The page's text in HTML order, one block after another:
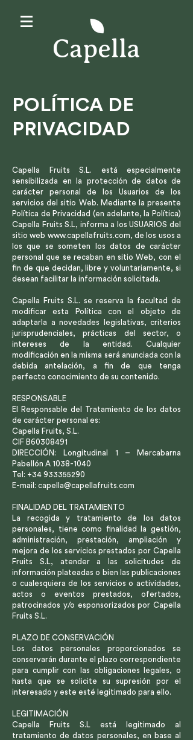
POLÍTICA DE
PRIVACIDAD
Capella Fruits S.L. está especialmente
sensibilizada en la protección de datos de
carácter personal de los Usuarios de los
servicios del sitio Web. Mediante la presente
Política de Privacidad (en adelante, la Política)
Capella Fruits S.L, informa a los USUARIOS del
sitio web www.capellafruits.com, de los usos a
los que se someten los datos de carácter
personal que se recaban en sitio Web, con el
fin de que decidan, libre y voluntariamente, si
desean facilitar la información solicitada.
Capella Fruits S.L. se reserva la facultad de
modificar esta Política con el objeto de
adaptarla a novedades legislativas, criterios
jurisprudenciales, prácticas del sector, o
intereses de la entidad. Cualquier
modificación en la misma será anunciada con la
debida antelación, a fin de que tenga
perfecto conocimiento de su contenido.
RESPONSABLE
El Responsable del Tratamiento de los datos
de carácter personal es:
Capella Fruits, S.L.
CIF B60308491
DIRECCIÓN: Longitudinal 1 – Mercabarna
Pabellón A 1038-1040
Tel: +34 933355290
E-mail: capella@capellafruits.com
FINALIDAD DEL TRATAMIENTO
La recogida y tratamiento de los datos
personales, tiene como finalidad la gestión,
administración, prestación, ampliación y
mejora de los servicios prestados por Capella
Fruits S.L, atender a las solicitudes de
información plateadas o bien las publicaciones
o cualesquiera de los servicios o actividades,
actos o eventos prestados, ofertados,
patrocinados y/o esponsorizados por Capella
Fruits S.L.
PLAZO DE CONSERVACIÓN
Los datos personales proporcionados se
conservarán durante el plazo correspondiente
para cumplir con las obligaciones legales, o
hasta que se solicite su supresión por el
interesado y este esté legitimado para ello.
LEGITIMACIÓN
Capella Fruits S.L está legitimado al
tratamiento de datos personales, en base al